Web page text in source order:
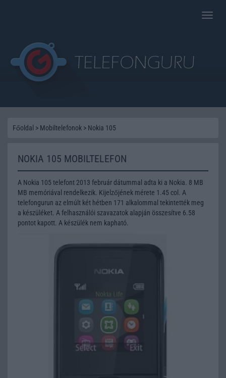
Toggle
Főoldal > Mobiltelefonok > Nokia 105
NOKIA 105 MOBILTELEFON
A Nokia 105 telefont 2013 február dátummal adta ki a Nokia. 8 MB
MB memóriával rendelkezik. Kijelzőjének mérete 1.45 col. A
telefongurun az elmúlt két hétben 171 alkalommal tekintették meg
a készüléket. A felhasználói szavazatok alapján összesítve 6.58
pontot kapott. A készülék nem kapható.